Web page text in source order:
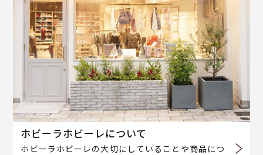
ホビーラホビーレについて
ホビーラホビーレの大切にしていることや商品につ